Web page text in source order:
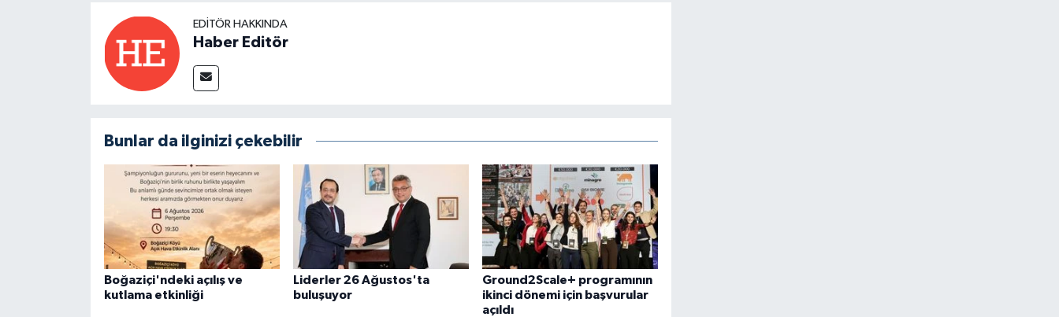
EDITÖR HAKKINDA
Haber Editör
Bunlar da ilginizi çekebilir
Boğaziçi'ndeki açılış ve
kutlama etkinliği
Liderler 26 Ağustos'ta
buluşuyor
Ground2Scale+ programının
ikinci dönemi için başvurular
açıldı